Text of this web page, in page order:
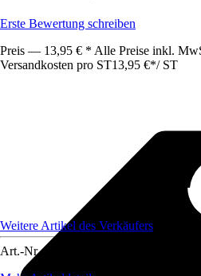
Erste Bewertung schreiben
Preis — 13,95 € * Alle Preise inkl.
Versandkosten pro ST13,95 €*/ ST
Weitere Artikel des Verkäufers
Art.-Nr. 12373699